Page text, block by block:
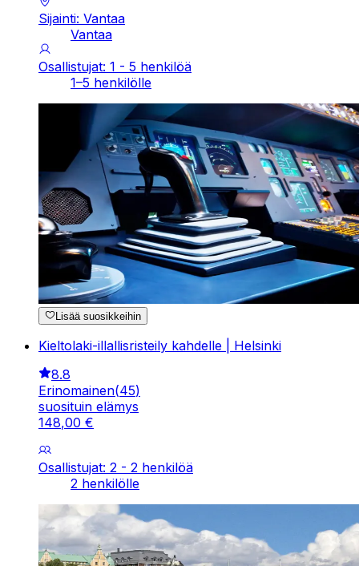
Sijainti: Vantaa
Vantaa
Osallistujat: 1 - 5 henkilöä
1–5 henkilölle
Lisää suosikkeihin
Kieltolaki-illallisristeily kahdelle | Helsinki
8.8
Erinomainen(45)
suosituin elämys
148,00 €
Osallistujat: 2 - 2 henkilöä
2 henkilölle